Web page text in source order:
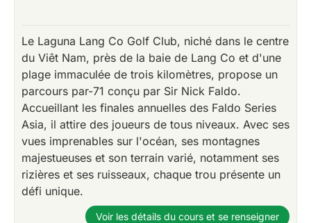
Le Laguna Lang Co Golf Club, niché dans le centre
du Viêt Nam, près de la baie de Lang Co et d'une
plage immaculée de trois kilomètres, propose un
parcours par-71 conçu par Sir Nick Faldo.
Accueillant les finales annuelles des Faldo Series
Asia, il attire des joueurs de tous niveaux. Avec ses
vues imprenables sur l'océan, ses montagnes
majestueuses et son terrain varié, notamment ses
rizières et ses ruisseaux, chaque trou présente un
défi unique.
Voir les détails du cours et se renseigner